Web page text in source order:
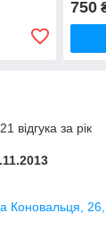
30A,
750
відгука за рік
Коновальця, 26,